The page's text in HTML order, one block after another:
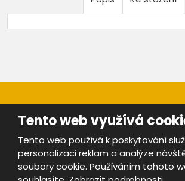
Mapa stránek |Bezpečnost a ochrana
Podmínky použití
Tento web využívá
Tento web používá k poskytování
personalizaci reklam a analýze
soubory cookie. Používáním tohoto